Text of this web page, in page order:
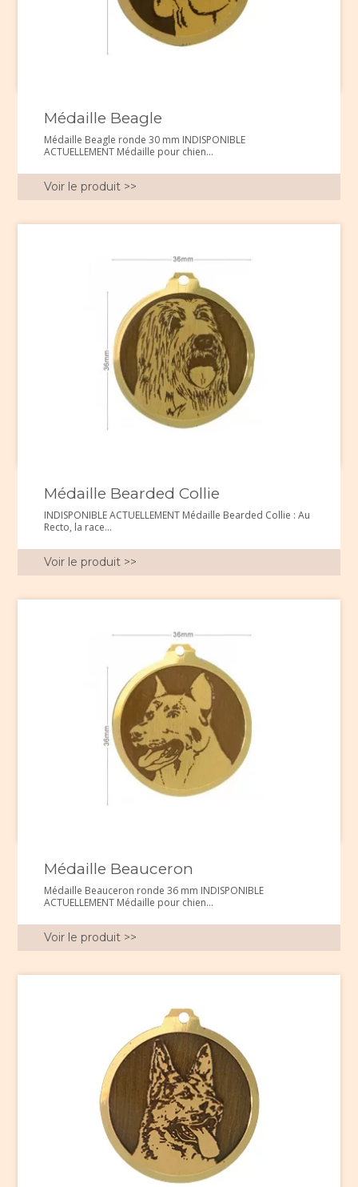
Médaille Beagle
Médaille Beagle ronde 30 mm INDISPONIBLE
ACTUELLEMENT Médaille pour chien...
Voir le produit >>
Médaille Bearded Collie
INDISPONIBLE ACTUELLEMENT Médaille Bearded Collie : Au
Recto, la race...
Voir le produit >>
Médaille Beauceron
Médaille Beauceron ronde 36 mm INDISPONIBLE
ACTUELLEMENT Médaille pour chien...
Voir le produit >>